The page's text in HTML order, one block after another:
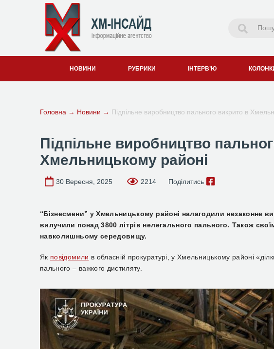
НОВИНИ РУБРИКИ ІНТЕРВ’Ю
Головна → Новини → Підпільне виробництво пального викрито в
Підпільне виробництво
Хмельницькому районі
30 Вересня, 2025 2214 Поділитись
“Бізнесмени” у Хмельницькому районі налагодили незаконне
вилучили понад 3800 літрів нелегального пального. Також
навколишньому середовищу.
Як повідомили в обласній прокуратурі, у Хмельницькому районі
пального – важкого дистиляту.